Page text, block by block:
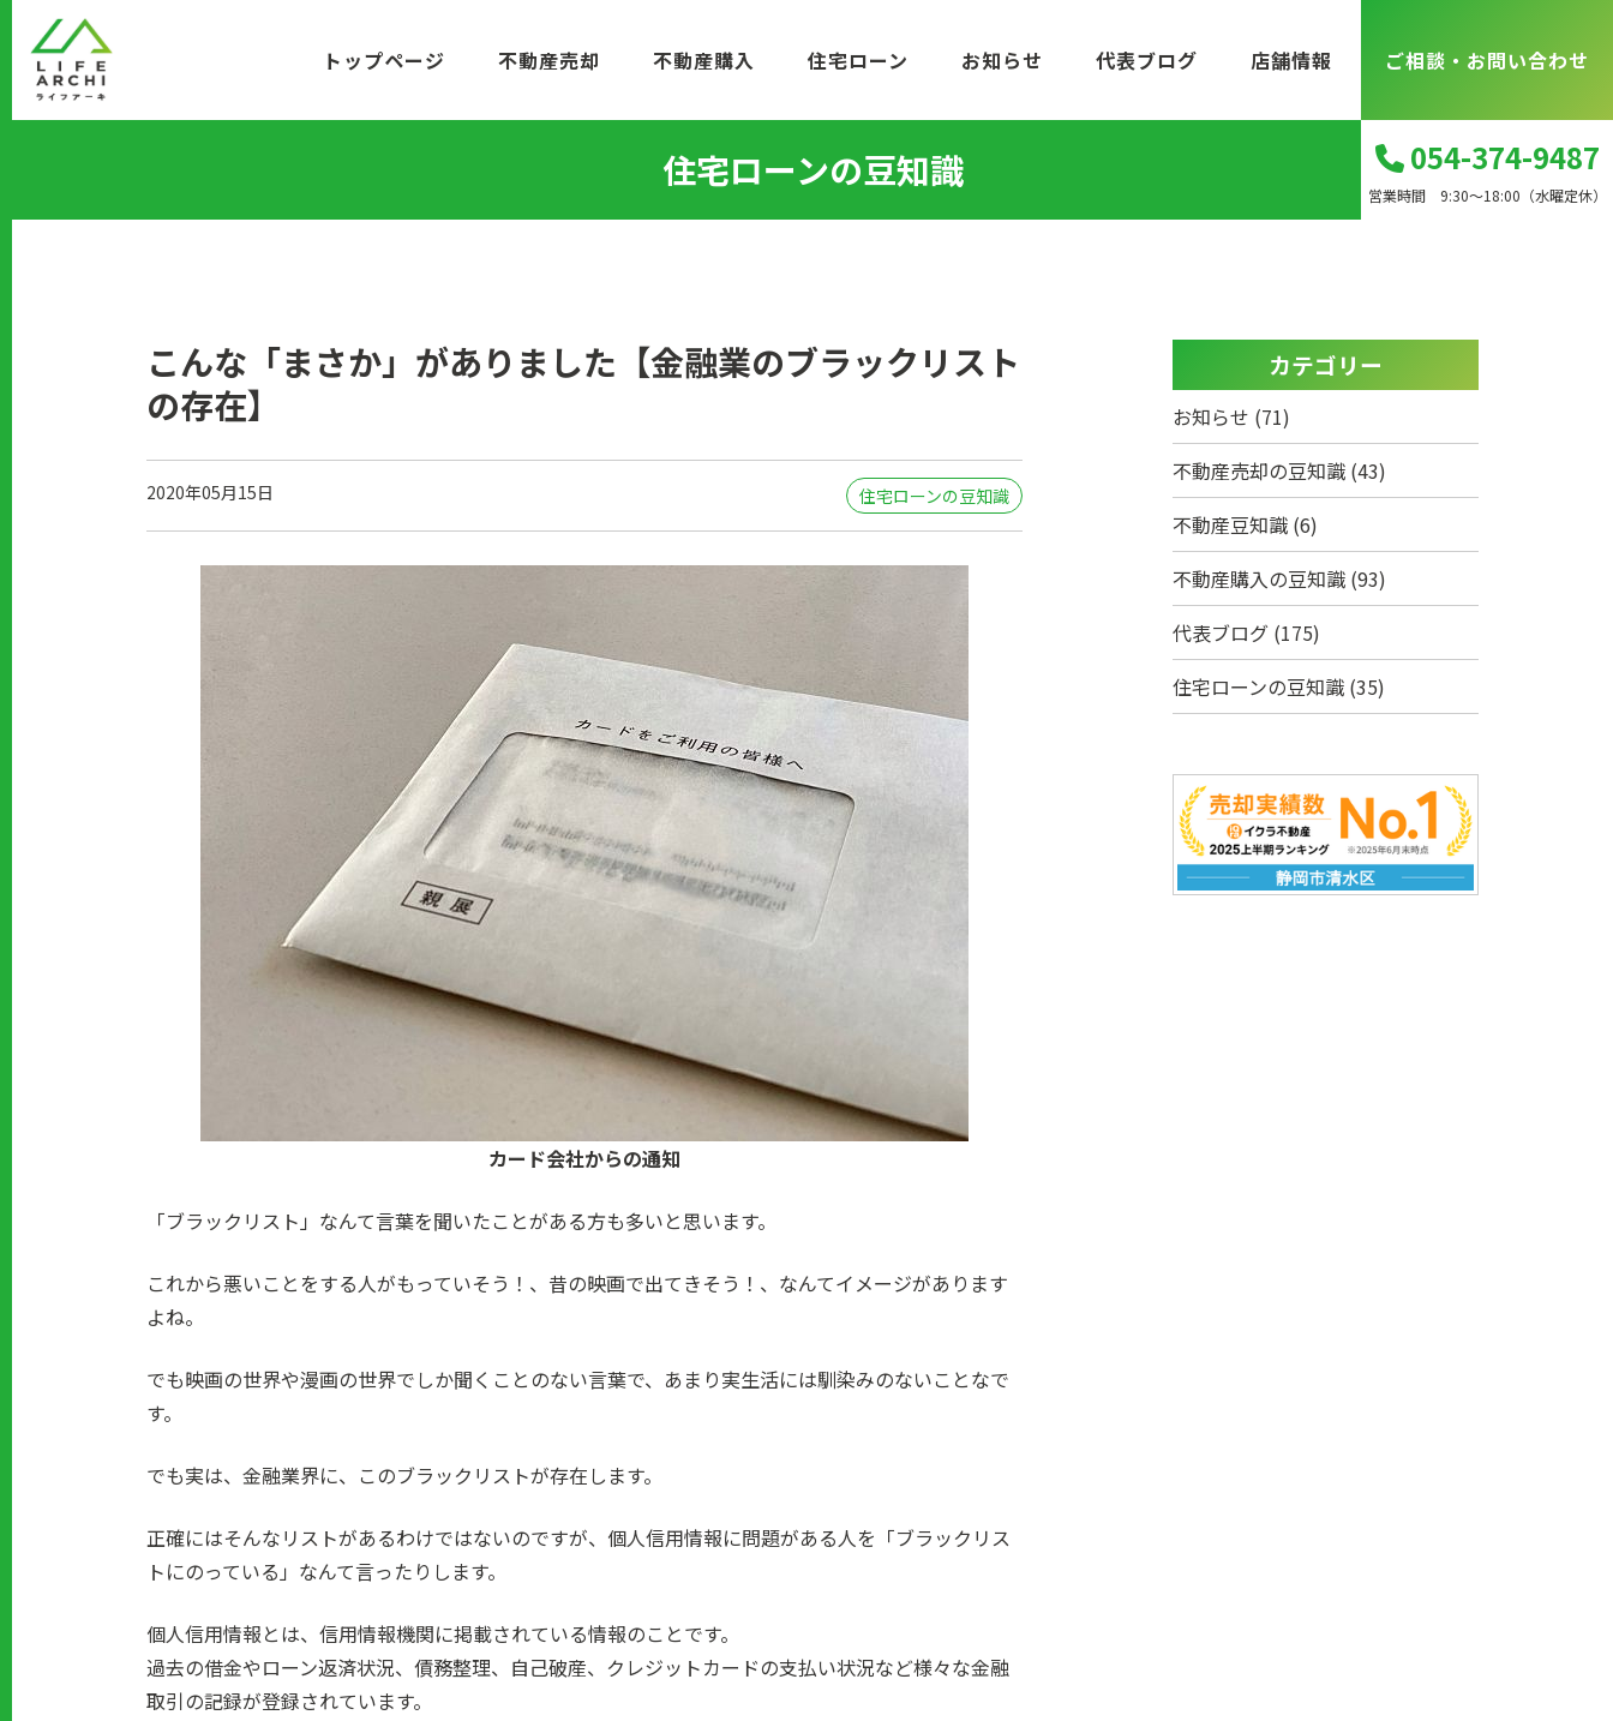
ン
移
054-374-9487
営業時間 9:30～18:00（水曜定休）
トップページ 不動産売却 不動産購入 住宅ローン お知らせ 代表ブログ 店舗情報 ご相談・お問い合わせ
住宅ローンの豆知識
こんな「まさか」がありました【金融業のブラックリスト
の存在】
2020年05月15日 住宅ローンの豆知識
カード会社からの通知
「ブラックリスト」なんて言葉を聞いたことがある方も多いと思います。
これから悪いことをする人がもっていそう！、昔の映画で出てきそう！、なんてイメージがあります
よね。
でも映画の世界や漫画の世界でしか聞くことのない言葉で、あまり実生活には馴染みのないことなで
す。
でも実は、金融業界に、このブラックリストが存在します。
正確にはそんなリストがあるわけではないのですが、個人信用情報に問題がある人を「ブラックリス
トにのっている」なんて言ったりします。
個人信用情報とは、信用情報機関に掲載されている情報のことです。
過去の借金やローン返済状況、債務整理、自己破産、クレジットカードの支払い状況など様々な金融
取引の記録が登録されています。
カテゴリー
お知らせ (71)
不動産売却の豆知識 (43)
不動産豆知識 (6)
不動産購入の豆知識 (93)
代表ブログ (175)
住宅ローンの豆知識 (35)